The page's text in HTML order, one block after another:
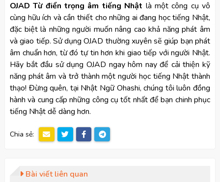
OJAD Từ điển trọng âm tiếng Nhật là một công cụ vô
cùng hữu ích và cần thiết cho những ai đang học tiếng Nhật,
đặc biệt là những người muốn nâng cao khả năng phát âm
và giao tiếp. Sử dụng OJAD thường xuyên sẽ giúp bạn phát
âm chuẩn hơn, từ đó tự tin hơn khi giao tiếp với người Nhật.
Hãy bắt đầu sử dụng OJAD ngay hôm nay để cải thiện kỹ
năng phát âm và trở thành một người học tiếng Nhật thành
thạo! Đừng quên, tại Nhật Ngữ Ohashi, chúng tôi luôn đồng
hành và cung cấp những công cụ tốt nhất để bạn chinh phục
tiếng Nhật dễ dàng hơn.
Chia sẻ:
Bài viết liên quan